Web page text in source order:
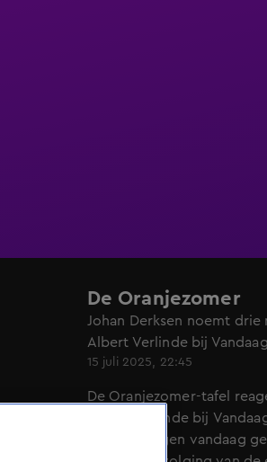
De Oranjezomer
Johan Derksen noemt
Albert Verlinde bij
15 juli 2025, 22:45
De Oranjezomer-tafel
Albert Verlinde bij
van Groningen vandaag